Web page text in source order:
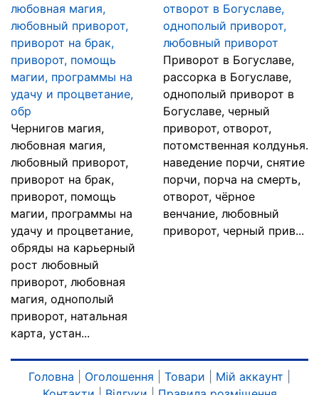
любовная магия,
любовный приворот,
приворот на брак,
приворот, помощь
магии, программы на
удачу и процветание,
обр
Чернигов магия,
любовная магия,
любовный приворот,
приворот на брак,
приворот, помощь
магии, программы на
удачу и процветание,
обряды на карьерный
рост любовный
приворот, любовная
магия, однополый
приворот, натальная
карта, устан...
отворот в Богуславе,
однополый приворот,
любовный приворот
Приворот в Богуславе,
рассорка в Богуславе,
однополый приворот в
Богуславе, черный
приворот, отворот,
потомственная колдунья.
наведение порчи, снятие
порчи, порча на смерть,
отворот, чёрное
венчание, любовный
приворот, черный прив...
Головна Оголошення Товари Мій аккаунт